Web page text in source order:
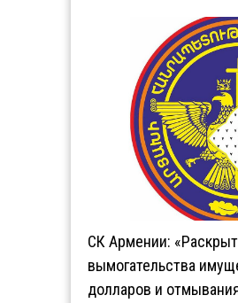
СК Армении:
вымогательства
долларов и